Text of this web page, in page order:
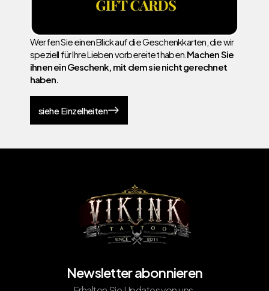
Werfen Sie einen Blick auf die Geschenkkarten, die wir
speziell für Ihre Lieben vorbereitet haben. Machen Sie
ihnen ein Geschenk, mit dem sie nicht gerechnet
haben.
siehe Einzelheiten
Newsletter abonnieren